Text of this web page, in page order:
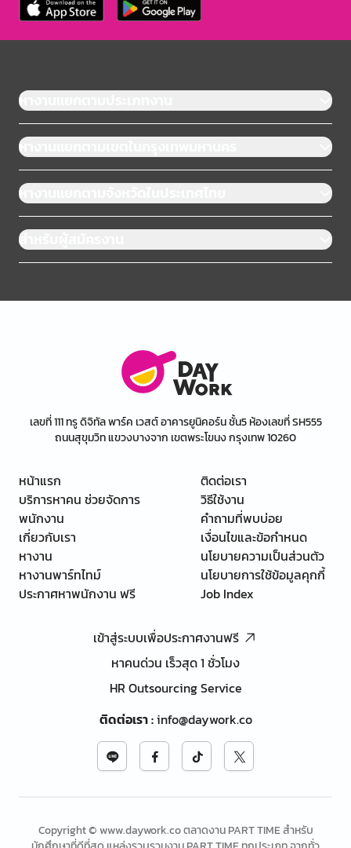
หางานแยกตามประเภทงาน
หางานแยกตามเขตในกรุงเทพมหานคร
หางานแยกตามจังหวัดในประเทศไทย
สำหรับผู้สมัครงาน
เลขที่ 111 ทรู ดิจิทัล พาร์ค เวสต์ อาคารยูนิคอร์น ชั้น5 ห้องเลขที่ SH555
ถนนสุขุมวิท แขวงบางจาก เขตพระโขนง กรุงเทพ 10260
หน้าแรก
บริการหาคน ช่วยจัดการ
พนักงาน
เกี่ยวกับเรา
หางาน
หางานพาร์ทไทม์
ประกาศหาพนักงาน ฟรี
ติดต่อเรา
วิธีใช้งาน
คำถามที่พบบ่อย
เงื่อนไขและข้อกำหนด
นโยบายความเป็นส่วนตัว
นโยบายการใช้ข้อมูลคุกกี้
Job Index
เข้าสู่ระบบเพื่อประกาศงานฟรี
หาคนด่วน เร็วสุด 1 ชั่วโมง
HR Outsourcing Service
ติดต่อเรา:info@daywork.co
Copyright © www.daywork.co ตลาดงาน PART TIME สำหรับ